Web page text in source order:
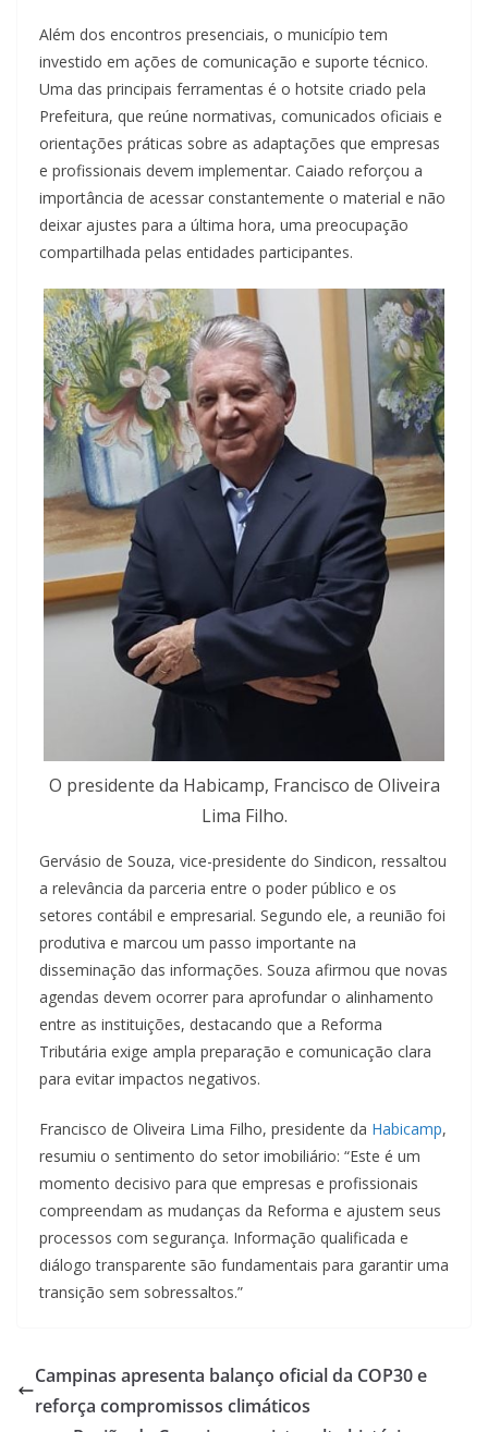
Além dos encontros presenciais, o município tem
investido em ações de comunicação e suporte técnico.
Uma das principais ferramentas é o hotsite criado pela
Prefeitura, que reúne normativas, comunicados oficiais e
orientações práticas sobre as adaptações que empresas
e profissionais devem implementar. Caiado reforçou a
importância de acessar constantemente o material e não
deixar ajustes para a última hora, uma preocupação
compartilhada pelas entidades participantes.
O presidente da Habicamp, Francisco de Oliveira
Lima Filho.
Gervásio de Souza, vice-presidente do Sindicon, ressaltou
a relevância da parceria entre o poder público e os
setores contábil e empresarial. Segundo ele, a reunião foi
produtiva e marcou um passo importante na
disseminação das informações. Souza afirmou que novas
agendas devem ocorrer para aprofundar o alinhamento
entre as instituições, destacando que a Reforma
Tributária exige ampla preparação e comunicação clara
para evitar impactos negativos.
Francisco de Oliveira Lima Filho, presidente da Habicamp,
resumiu o sentimento do setor imobiliário: “Este é um
momento decisivo para que empresas e profissionais
compreendam as mudanças da Reforma e ajustem seus
processos com segurança. Informação qualificada e
diálogo transparente são fundamentais para garantir uma
transição sem sobressaltos.”
Campinas apresenta balanço oficial da COP30 e
reforça compromissos climáticos